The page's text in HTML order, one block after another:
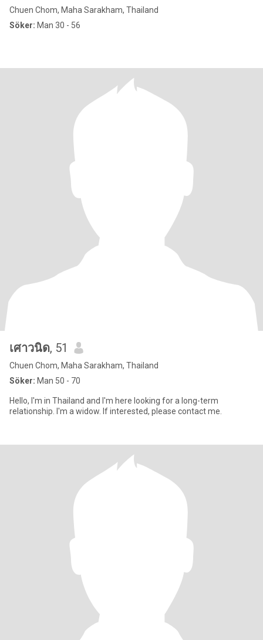
Chuen Chom, Maha Sarakham, Thailand
Söker: Man 30 - 56
เศาวนิด, 51
Chuen Chom, Maha Sarakham, Thailand
Söker: Man 50 - 70
Hello, I'm in Thailand and I'm here looking for a long-term
relationship. I'm a widow. If interested, please contact me.